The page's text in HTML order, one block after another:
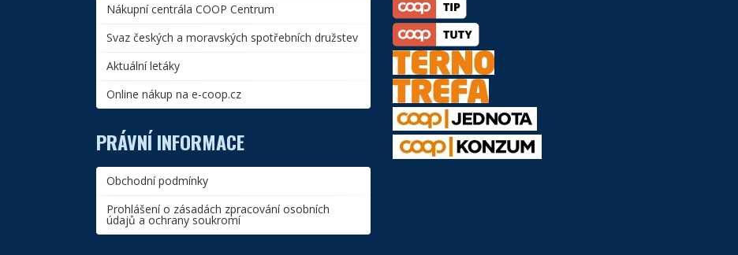
Nákupní centrála COOP Centrum
Svaz českých a moravských spotřebních družstev
Aktuální letáky
Online nákup na e-coop.cz
PRÁVNÍ INFORMACE
Obchodní podmínky
Prohlášení o zásadách zpracování osobních
údajů a ochrany soukromí